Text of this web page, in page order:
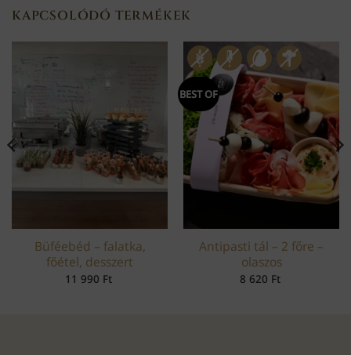
KAPCSOLÓDÓ TERMÉKEK
Büféebéd – falatka,
főétel, desszert
11 990 Ft
BEST OF
Antipasti tál – 2 főre –
olaszos
8 620 Ft